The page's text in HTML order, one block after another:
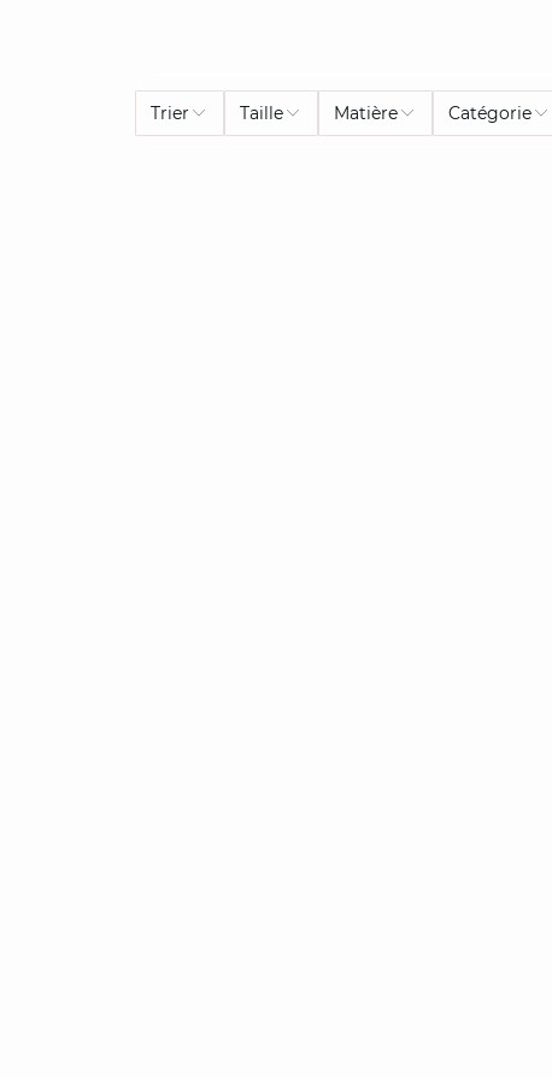
Trier Taille Matière Catégorie